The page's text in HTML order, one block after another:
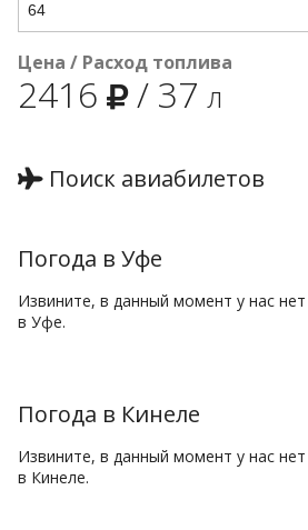
Цена / Расход топлива
2416 / 37 л
Поиск авиабилетов
Погода в Уфе
Извините, в данный момент у нас
в Уфе.
Погода в Кинеле
Извините, в данный момент у нас
в Кинеле.